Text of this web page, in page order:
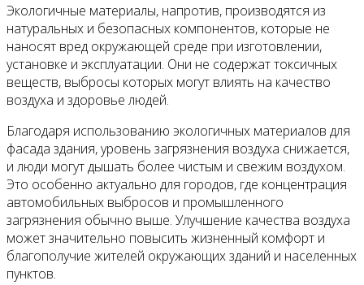
Экологичные материалы, напротив, производятся из
натуральных и безопасных компонентов, которые не
наносят вред окружающей среде при изготовлении,
установке и эксплуатации. Они не содержат токсичных
веществ, выбросы которых могут влиять на качество
воздуха и здоровье людей.
Благодаря использованию экологичных материалов для
фасада здания, уровень загрязнения воздуха снижается,
и люди могут дышать более чистым и свежим воздухом.
Это особенно актуально для городов, где концентрация
автомобильных выбросов и промышленного
загрязнения обычно выше. Улучшение качества воздуха
может значительно повысить жизненный комфорт и
благополучие жителей окружающих зданий и населенных
пунктов.